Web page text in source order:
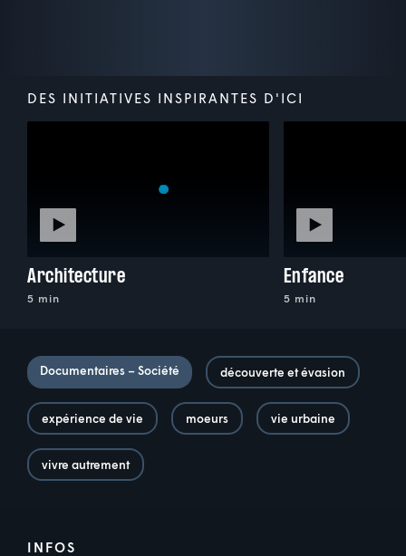
DES INITIATIVES INSPIRANTES D'ICI
Architecture
5 min
Enfance
5 min
Documentaires – Société découverte et évasion
expérience de vie moeurs vie urbaine
vivre autrement
INFOS